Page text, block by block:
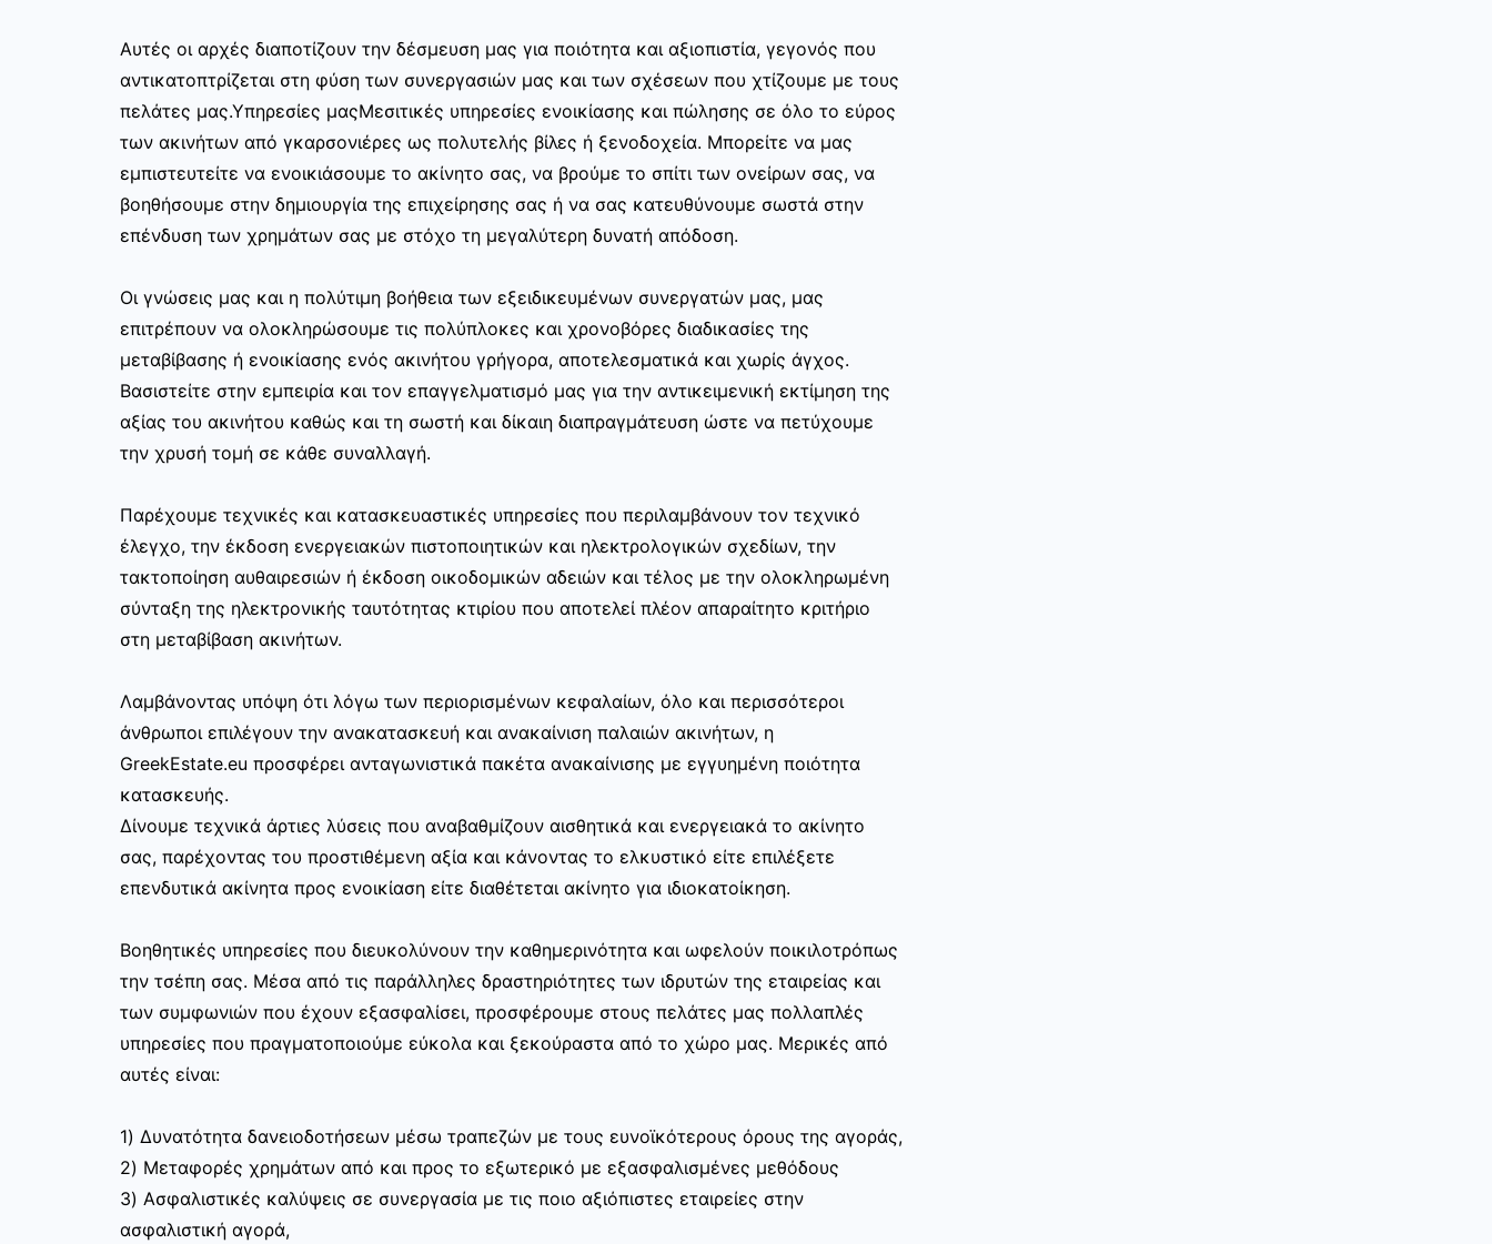
Αυτές οι αρχές διαποτίζουν την δέσμευση μας για ποιότητα και αξιοπιστία, γεγονός που
αντικατοπτρίζεται στη φύση των συνεργασιών μας και των σχέσεων που χτίζουμε με τους
πελάτες μας.Υπηρεσίες μαςΜεσιτικές υπηρεσίες ενοικίασης και πώλησης σε όλο το εύρος
των ακινήτων από γκαρσονιέρες ως πολυτελής βίλες ή ξενοδοχεία. Μπορείτε να μας
εμπιστευτείτε να ενοικιάσουμε το ακίνητο σας, να βρούμε το σπίτι των ονείρων σας, να
βοηθήσουμε στην δημιουργία της επιχείρησης σας ή να σας κατευθύνουμε σωστά στην
επένδυση των χρημάτων σας με στόχο τη μεγαλύτερη δυνατή απόδοση.
Οι γνώσεις μας και η πολύτιμη βοήθεια των εξειδικευμένων συνεργατών μας, μας
επιτρέπουν να ολοκληρώσουμε τις πολύπλοκες και χρονοβόρες διαδικασίες της
μεταβίβασης ή ενοικίασης ενός ακινήτου γρήγορα, αποτελεσματικά και χωρίς άγχος.
Βασιστείτε στην εμπειρία και τον επαγγελματισμό μας για την αντικειμενική εκτίμηση της
αξίας του ακινήτου καθώς και τη σωστή και δίκαιη διαπραγμάτευση ώστε να πετύχουμε
την χρυσή τομή σε κάθε συναλλαγή.
Παρέχουμε τεχνικές και κατασκευαστικές υπηρεσίες που περιλαμβάνουν τον τεχνικό
έλεγχο, την έκδοση ενεργειακών πιστοποιητικών και ηλεκτρολογικών σχεδίων, την
τακτοποίηση αυθαιρεσιών ή έκδοση οικοδομικών αδειών και τέλος με την ολοκληρωμένη
σύνταξη της ηλεκτρονικής ταυτότητας κτιρίου που αποτελεί πλέον απαραίτητο κριτήριο
στη μεταβίβαση ακινήτων.
Λαμβάνοντας υπόψη ότι λόγω των περιορισμένων κεφαλαίων, όλο και περισσότεροι
άνθρωποι επιλέγουν την ανακατασκευή και ανακαίνιση παλαιών ακινήτων, η
GreekEstate.eu προσφέρει ανταγωνιστικά πακέτα ανακαίνισης με εγγυημένη ποιότητα
κατασκευής.
Δίνουμε τεχνικά άρτιες λύσεις που αναβαθμίζουν αισθητικά και ενεργειακά το ακίνητο
σας, παρέχοντας του προστιθέμενη αξία και κάνοντας το ελκυστικό είτε επιλέξετε
επενδυτικά ακίνητα προς ενοικίαση είτε διαθέτεται ακίνητο για ιδιοκατοίκηση.
Βοηθητικές υπηρεσίες που διευκολύνουν την καθημερινότητα και ωφελούν ποικιλοτρόπως
την τσέπη σας. Μέσα από τις παράλληλες δραστηριότητες των ιδρυτών της εταιρείας και
των συμφωνιών που έχουν εξασφαλίσει, προσφέρουμε στους πελάτες μας πολλαπλές
υπηρεσίες που πραγματοποιούμε εύκολα και ξεκούραστα από το χώρο μας. Μερικές από
αυτές είναι:
1) Δυνατότητα δανειοδοτήσεων μέσω τραπεζών με τους ευνοϊκότερους όρους της αγοράς,
2) Μεταφορές χρημάτων από και προς το εξωτερικό με εξασφαλισμένες μεθόδους
3) Ασφαλιστικές καλύψεις σε συνεργασία με τις ποιο αξιόπιστες εταιρείες στην
ασφαλιστική αγορά,